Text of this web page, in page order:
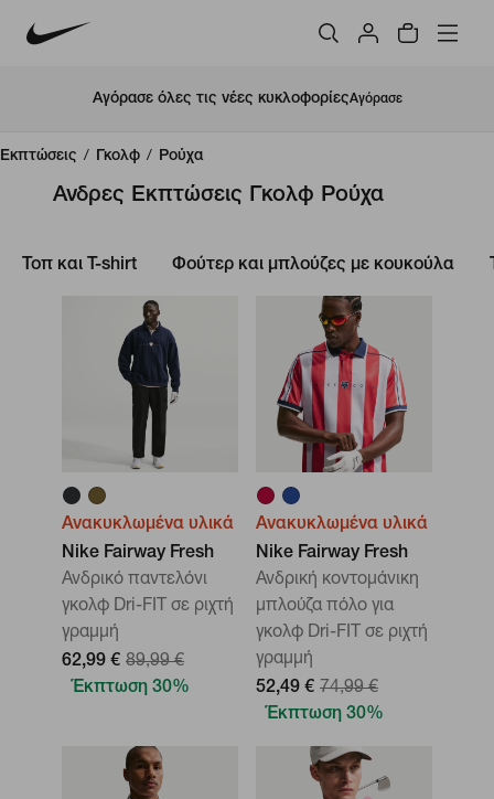
Αγόρασε όλες τις νέες κυκλοφορίεςΑγόρασε
Εκπτώσεις / Γκολφ / Ρούχα
Ανδρες Εκπτώσεις Γκολφ Ρούχα
Τοπ και T-shirt Φούτερ και μπλούζες με κουκούλα
Ανακυκλωμένα υλικά
Nike Fairway Fresh
Ανδρικό παντελόνι
γκολφ Dri-FIT σε ριχτή
γραμμή
62,99 € 89,99 €
Έκπτωση 30%
Ανακυκλωμένα υλικά
Nike Fairway Fresh
Ανδρική κοντομάνικη
μπλούζα πόλο για
γκολφ Dri-FIT σε ριχτή
γραμμή
52,49 € 74,99 €
Έκπτωση 30%